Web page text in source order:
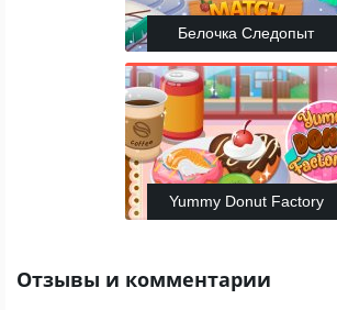
Белочка Следопыт
Yummy Donut Factory
Отзывы и комментарии